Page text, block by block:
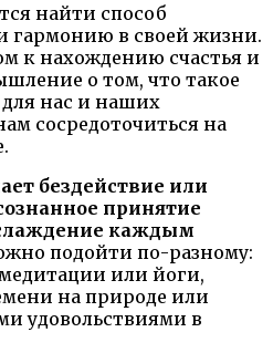
найти способ
гармонию в своей жизни.
к нахождению счастья и
о том, что такое
нас и наших
сосредоточиться на
бездействие или
принятие
каждым
подойти по-разному:
или йоги,
на природе или
удовольствиями в